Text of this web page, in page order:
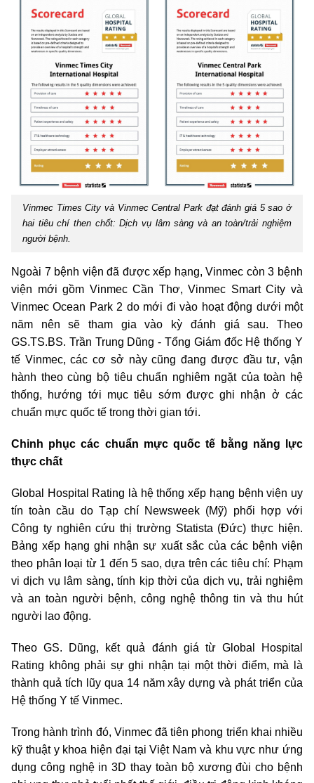
Vinmec Times City và Vinmec Central Park đạt đánh giá 5 sao ở
hai tiêu chí then chốt: Dịch vụ lâm sàng và an toàn/trải nghiệm
người bệnh.
Ngoài 7 bệnh viện đã được xếp hạng, Vinmec còn 3 bệnh
viện mới gồm Vinmec Cần Thơ, Vinmec Smart City và
Vinmec Ocean Park 2 do mới đi vào hoạt động dưới một
năm nên sẽ tham gia vào kỳ đánh giá sau. Theo
GS.TS.BS. Trần Trung Dũng - Tổng Giám đốc Hệ thống Y
tế Vinmec, các cơ sở này cũng đang được đầu tư, vận
hành theo cùng bộ tiêu chuẩn nghiêm ngặt của toàn hệ
thống, hướng tới mục tiêu sớm được ghi nhận ở các
chuẩn mực quốc tế trong thời gian tới.
Chinh phục các chuẩn mực quốc tế bằng năng lực
thực chất
Global Hospital Rating là hệ thống xếp hạng bệnh viện uy
tín toàn cầu do Tạp chí Newsweek (Mỹ) phối hợp với
Công ty nghiên cứu thị trường Statista (Đức) thực hiện.
Bảng xếp hạng ghi nhận sự xuất sắc của các bệnh viện
theo phân loại từ 1 đến 5 sao, dựa trên các tiêu chí: Phạm
vi dịch vụ lâm sàng, tính kịp thời của dịch vụ, trải nghiệm
và an toàn người bệnh, công nghệ thông tin và thu hút
người lao động.
Theo GS. Dũng, kết quả đánh giá từ Global Hospital
Rating không phải sự ghi nhận tại một thời điểm, mà là
thành quả tích lũy qua 14 năm xây dựng và phát triển của
Hệ thống Y tế Vinmec.
Trong hành trình đó, Vinmec đã tiên phong triển khai nhiều
kỹ thuật y khoa hiện đại tại Việt Nam và khu vực như ứng
dụng công nghệ in 3D thay toàn bộ xương đùi cho bệnh